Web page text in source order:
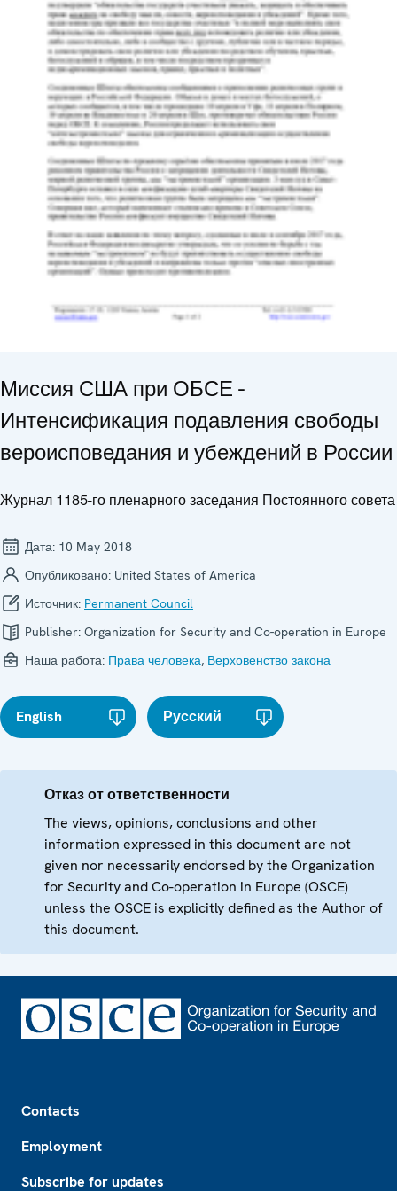
Миссия США при ОБСЕ -
Интенсификация подавления свободы
вероисповедания и убеждений в России
Журнал 1185-го пленарного заседания Постоянного совета
Дата: 10 May 2018
Опубликовано: United States of America
Источник: Permanent Council
Publisher: Organization for Security and Co-operation in Europe
Наша работа: Права человека, Верховенство закона
English Русский
Отказ от ответственности
The views, opinions, conclusions and other
information expressed in this document are not
given nor necessarily endorsed by the Organization
for Security and Co-operation in Europe (OSCE)
unless the OSCE is explicitly defined as the Author of
this document.
Contacts
Employment
Subscribe for updates